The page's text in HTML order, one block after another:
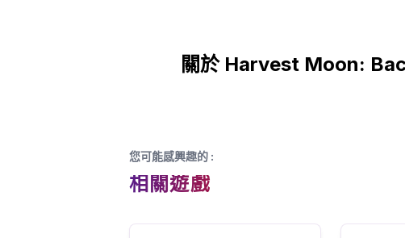
關於 Harvest Moon:
您可能感興趣的 :
相關遊戲